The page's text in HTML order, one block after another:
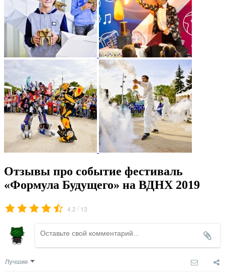
Отзывы про событие фестиваль
«Формула Будущего» на ВДНХ 2019
4.2 / 13
Лучшие